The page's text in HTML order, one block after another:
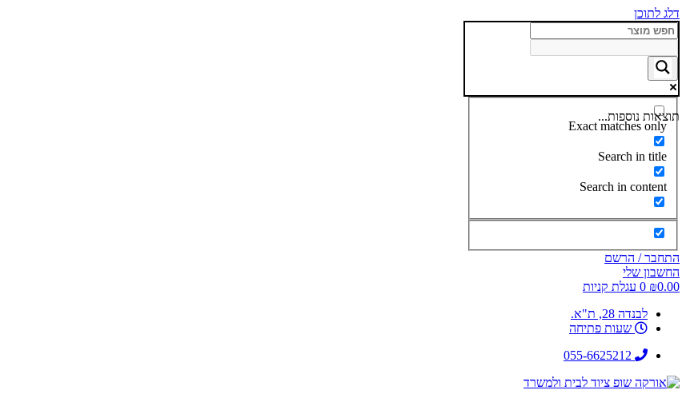
דלג לתוכן
תוצאות נוספות...
Exact matches only
Search in title
Search in content
התחבר / הרשם
החשבון שלי
₪0.00
0 עגלת קניות
לבנדה 28, ת"א.
שעות פתיחה
055-6625212